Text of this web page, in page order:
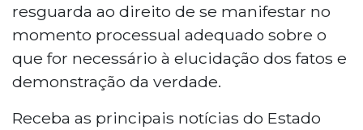
resguarda ao direito de se manifestar no
momento processual adequado sobre o
que for necessário à elucidação dos fatos e
demonstração da verdade.
Receba as principais notícias do Estado